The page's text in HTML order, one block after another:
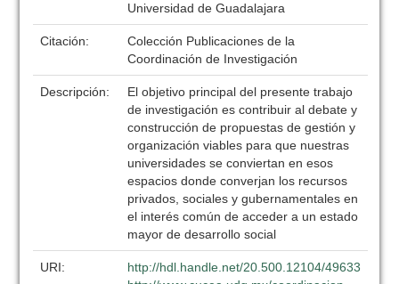
Universidad de Guadalajara
Citación:
Colección Publicaciones de la
Coordinación de Investigación
Descripción:
El objetivo principal del presente trabajo
de investigación es contribuir al debate y
construcción de propuestas de gestión y
organización viables para que nuestras
universidades se conviertan en esos
espacios donde converjan los recursos
privados, sociales y gubernamentales en
el interés común de acceder a un estado
mayor de desarrollo social
URI:
http://hdl.handle.net/20.500.12104/49633